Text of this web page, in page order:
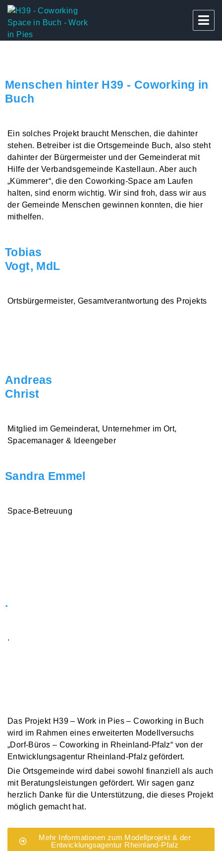
Menschen hinter H39 - Coworking in
Buch
Ein solches Projekt braucht Menschen, die dahinter
stehen. Betreiber ist die Ortsgemeinde Buch, also steht
dahinter der Bürgermeister und der Gemeinderat mit
Hilfe der Verbandsgemeinde Kastellaun. Aber auch
„Kümmerer“, die den Coworking-Space am Laufen
halten, sind enorm wichtig. Wir sind froh, dass wir aus
der Gemeinde Menschen gewinnen konnten, die hier
mithelfen.
Tobias
Vogt, MdL
Ortsbürgermeister, Gesamtverantwortung des Projekts
Andreas
Christ
Mitglied im Gemeinderat, Unternehmer im Ort,
Spacemanager & Ideengeber
Sandra Emmel
Space-Betreuung
.
.
Das Projekt H39 – Work in Pies – Coworking in Buch
wird im Rahmen eines erweiterten Modellversuchs
„Dorf-Büros – Coworking in Rheinland-Pfalz“ von der
Entwicklungsagentur Rheinland-Pfalz gefördert.
Die Ortsgemeinde wird dabei sowohl finanziell als auch
mit Beratungsleistungen gefördert. Wir sagen ganz
herzlich Danke für die Unterstützung, die dieses Projekt
möglich gemacht hat.
Mehr Informationen zum Modellprojekt & der
Entwicklungsagentur Rheinland-Pfalz